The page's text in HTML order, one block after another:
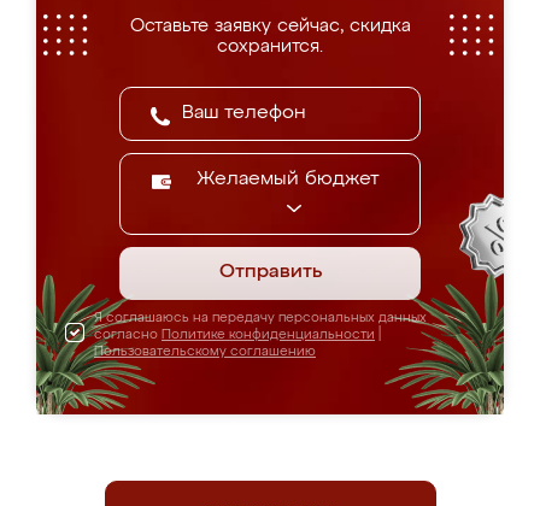
Оставьте заявку сейчас, скидка
сохранится.
Желаемый бюджет
Отправить
Я соглашаюсь на передачу персональных данных
согласно Политике конфиденциальности
Пользовательскому соглашению